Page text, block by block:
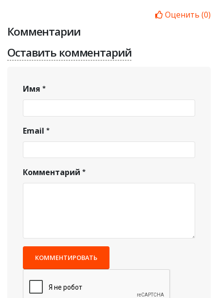
Оценить (0)
Комментарии
Оставить комментарий
Имя
Email
Комментарий
КОММЕНТИРОВАТЬ